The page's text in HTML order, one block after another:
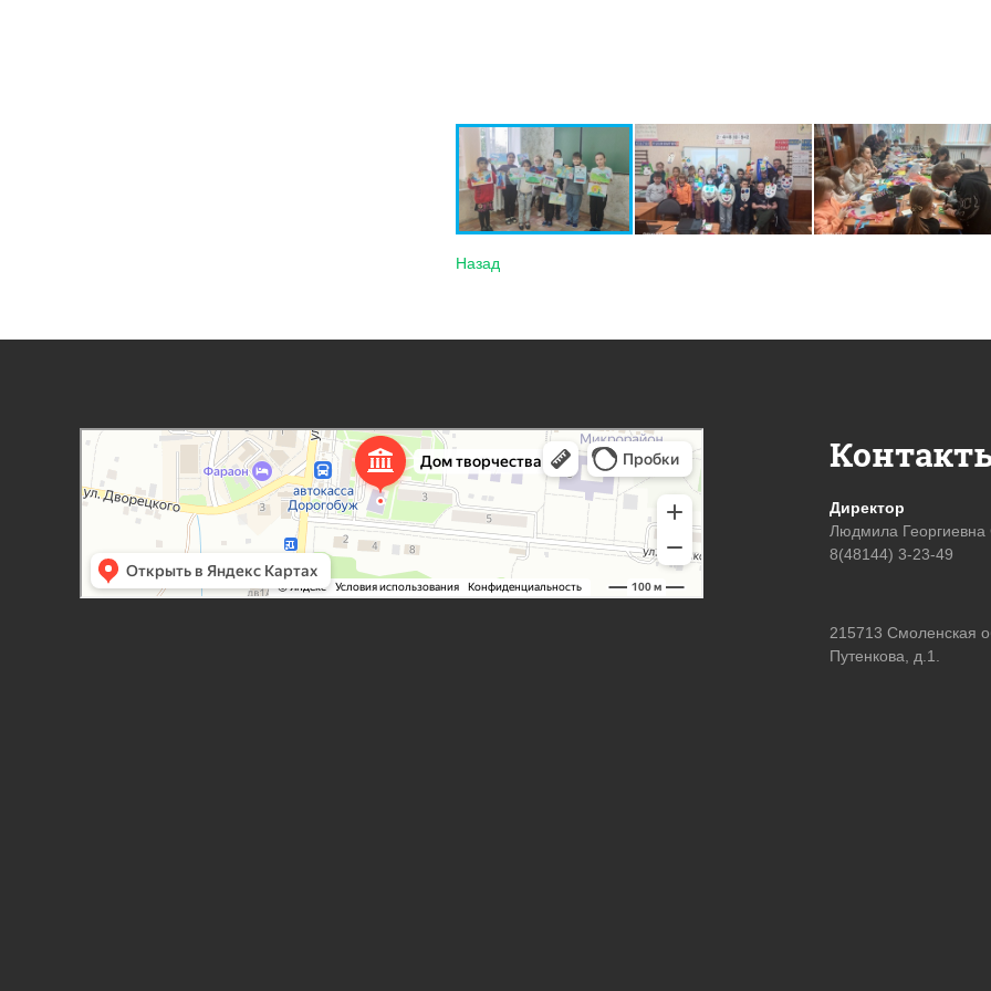
Назад
Директор
Людмила
8(48144) 3-23-49
215713 Смоленская
Путенкова, д.1.
Дорогобужский дом детского творчества
Дом культуры в Дорогобуже
Дополнительное образование в Дорогобуже